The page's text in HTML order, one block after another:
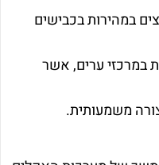
במהירות בכבישים
במרכזי ערים, אשר
משמעותית.